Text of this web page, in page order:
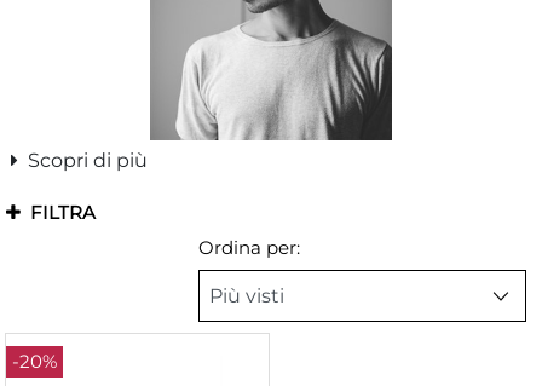
Scopri di più
FILTRA
Ordina per:
-20%